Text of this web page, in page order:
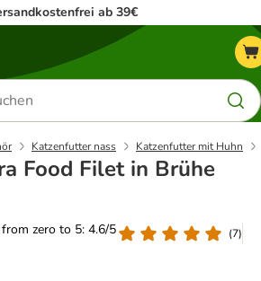
ab 39€
Katzenfutter nass Katzenfutter mit Huhn
Food Filet in Brühe
zero to 5: 4.6/5
(7)